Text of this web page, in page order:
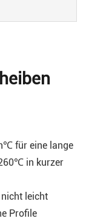
für eine lange
in kurzer
leicht
Profile